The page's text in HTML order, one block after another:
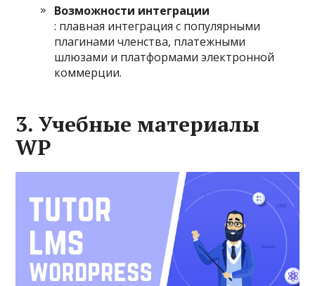
Возможности интеграции
: плавная интеграция с популярными
плагинами членства, платежными
шлюзами и платформами электронной
коммерции.
3. Учебные материалы
WP